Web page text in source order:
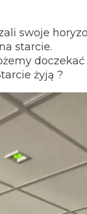
swoje
starcie.
żyją ?